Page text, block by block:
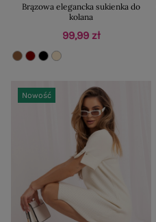
Brązowa elegancka sukienka do
kolana
99,99 zł
Nowość